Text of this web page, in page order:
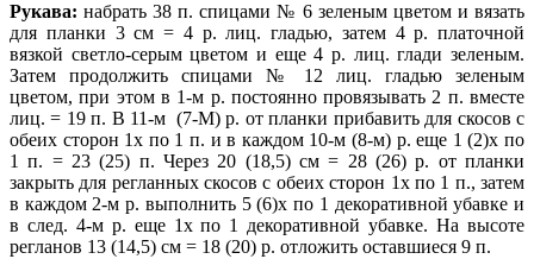
Рукава: набрать 38 п. спицами № 6 зеленым цветом и вязать
для планки 3 см = 4 р. лиц. гладью, затем 4 р. платочной
вязкой светло-серым цветом и еще 4 р. лиц. глади зеленым.
Затем продолжить спицами № 12 лиц. гладью зеленым
цветом, при этом в 1-м р. постоянно провязывать 2 п. вместе
лиц. = 19 п. В 11-м (7-М) р. от планки прибавить для скосов с
обеих сторон 1х по 1 п. и в каждом 10-м (8-м) р. еще 1 (2)х по
1 п. = 23 (25) п. Через 20 (18,5) см = 28 (26) р. от планки
закрыть для регланных скосов с обеих сторон 1х по 1 п., затем
в каждом 2-м р. выполнить 5 (6)х по 1 декоративной убавке и
в след. 4-м р. еще 1х по 1 декоративной убавке. На высоте
регланов 13 (14,5) см = 18 (20) р. отложить оставшиеся 9 п.